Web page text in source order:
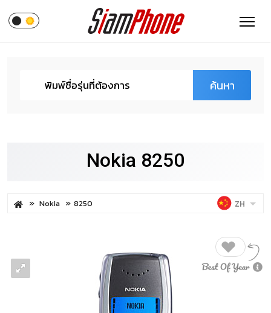
ค้นหา
Nokia 8250
Nokia 8250 ZH